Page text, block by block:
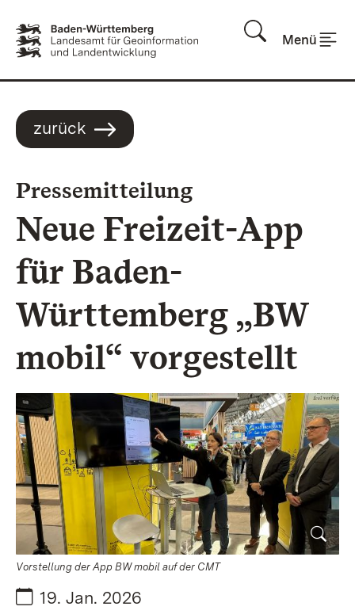
Menü
zurück
Pressemitteilung:
Neue Freizeit-App
für Baden-
Württemberg „BW
mobil“ vorgestellt
Vorstellung der App BW mobil auf der CMT
Datum:
19. Jan. 2026